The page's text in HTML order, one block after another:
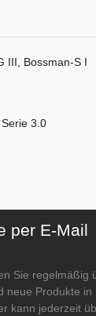
III, Bossman-S I
3.0
per E-Mail
Sie regelmäßig
neue Produkte in
kann jederzeit